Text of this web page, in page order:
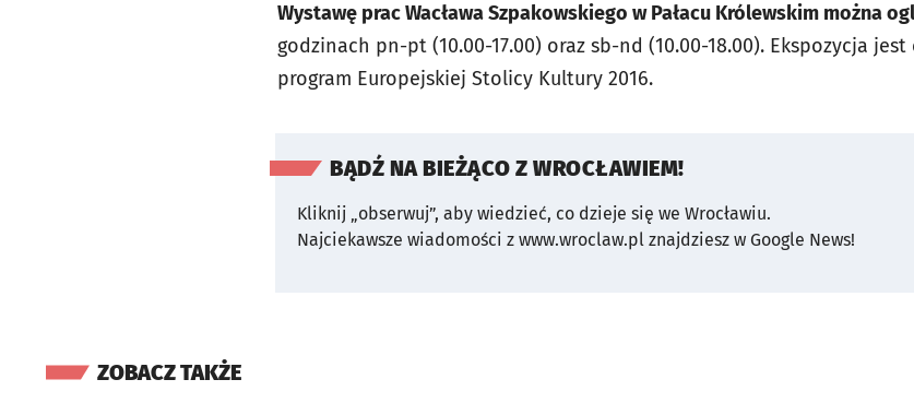
Wystawę prac Wacława Szpakowskiego w Pałacu Królewskim można
godzinach pn-pt (10.00-17.00) oraz sb-nd (10.00-18.00). Ekspozycja
program Europejskiej Stolicy Kultury 2016.
BĄDŹ NA BIEŻĄCO Z WROCŁAWIEM!
Kliknij „obserwuj”, aby wiedzieć, co dzieje się we Wrocławiu.
Najciekawsze wiadomości z www.wroclaw.pl znajdziesz w Google News!
ZOBACZ TAKŻE